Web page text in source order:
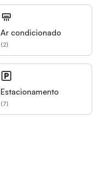
Ar condicionado
(2)
Estacionamento
(7)